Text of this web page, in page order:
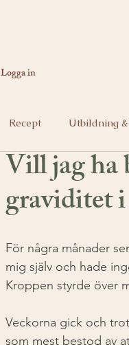
Logga in
Recept Utbildning
Vill jag ha
graviditet
För några månader
mig själv och hade
Kroppen styrde över
Veckorna gick och
som mest bestod av